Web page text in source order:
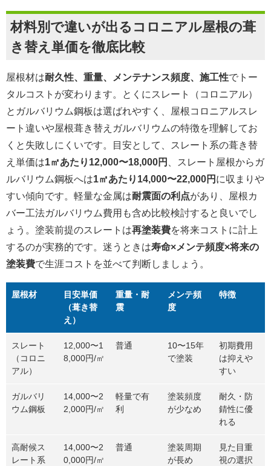
材料別で違いが出るコロニアル屋根の葺
き替え単価を徹底比較
屋根材は耐久性、重量、メンテナンス頻度、施工性でトー
タルコストが変わります。とくにスレート（コロニアル）
とガルバリウム鋼板は選ばれやすく、屋根コロニアルスレ
ート違いや屋根葺き替えガルバリウムの特徴を理解してお
くと失敗しにくいです。目安として、スレート系の葺き替
え単価は1㎡あたり12,000〜18,000円
、スレート屋根からガ
ルバリウム鋼板へは1㎡あたり14,000〜22,000円 に収まりや
すい傾向です。軽量な金属は耐震面の利点があり、屋根カ
バー工法ガルバリウム費用も含め比較検討すると良いでし
ょう。塗装前提のスレートは再塗装費を将来コストに計上
するのが実務的です。迷うときは寿命×メンテ頻度×将来の
塗装費で生涯コストを並べて判断しましょう。
屋根材
目安単価
（葺き替
え）
重量・耐
震
メンテ頻
度
特徴
スレート
（コロニ
アル）
12,000〜1
8,000円/㎡
普通
10〜15年
で塗装
初期費用
は抑えや
すい
ガルバリ
ウム鋼板
14,000〜2
2,000円/㎡
軽量で有
利
塗装頻度
が少なめ
耐久・防
錆性に優
れる
高耐候ス
レート系
14,000〜2
0,000円/㎡
普通
塗装周期
が長め
見た目重
視の選択